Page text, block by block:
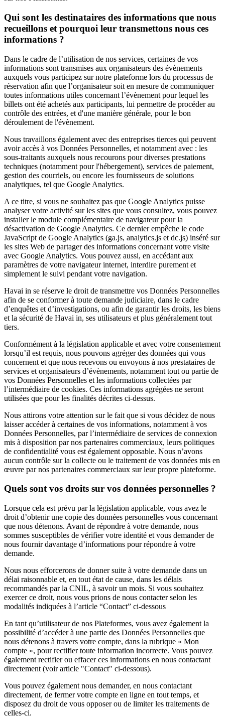
Qui sont les destinataires des informations que nous
recueillons et pourquoi leur transmettons nous ces
informations ?
Dans le cadre de l’utilisation de nos services, certaines de vos
informations sont transmises aux organisateurs des évènements
auxquels vous participez sur notre plateforme lors du processus de
réservation afin que l’organisateur soit en mesure de communiquer
toutes informations utiles concernant l’évènement pour lequel les
billets ont été achetés aux participants, lui permettre de procéder au
contrôle des entrées, et d'une manière générale, pour le bon
déroulement de l'évènement.
Nous travaillons également avec des entreprises tierces qui peuvent
avoir accès à vos Données Personnelles, et notamment avec : les
sous-traitants auxquels nous recourons pour diverses prestations
techniques (notamment pour l'hébergement), services de paiement,
gestion des courriels, ou encore les fournisseurs de solutions
analytiques, tel que Google Analytics.
A ce titre, si vous ne souhaitez pas que Google Analytics puisse
analyser votre activité sur les sites que vous consultez, vous pouvez
installer le module complémentaire de navigateur pour la
désactivation de Google Analytics. Ce dernier empêche le code
JavaScript de Google Analytics (ga.js, analytics.js et dc.js) inséré sur
les sites Web de partager des informations concernant votre visite
avec Google Analytics. Vous pouvez aussi, en accédant aux
paramètres de votre navigateur internet, interdire purement et
simplement le suivi pendant votre navigation.
Havai in se réserve le droit de transmettre vos Données Personnelles
afin de se conformer à toute demande judiciaire, dans le cadre
d’enquêtes et d’investigations, ou afin de garantir les droits, les biens
et la sécurité de Havai in, ses utilisateurs et plus généralement tout
tiers.
Conformément à la législation applicable et avec votre consentement
lorsqu’il est requis, nous pouvons agréger des données qui vous
concernent et que nous recevons ou envoyons à nos prestataires de
services et organisateurs d’évènements, notamment tout ou partie de
vos Données Personnelles et les informations collectées par
l’intermédiaire de cookies. Ces informations agrégées ne seront
utilisées que pour les finalités décrites ci-dessus.
Nous attirons votre attention sur le fait que si vous décidez de nous
laisser accéder à certaines de vos informations, notamment à vos
Données Personnelles, par l’intermédiaire de services de connexion
mis à disposition par nos partenaires commerciaux, leurs politiques
de confidentialité vous est également opposable. Nous n’avons
aucun contrôle sur la collecte ou le traitement de vos données mis en
œuvre par nos partenaires commerciaux sur leur propre plateforme.
Quels sont vos droits sur vos données personnelles ?
Lorsque cela est prévu par la législation applicable, vous avez le
droit d’obtenir une copie des données personnelles vous concernant
que nous détenons. Avant de répondre à votre demande, nous
sommes susceptibles de vérifier votre identité et vous demander de
nous fournir davantage d’informations pour répondre à votre
demande.
Nous nous efforcerons de donner suite à votre demande dans un
délai raisonnable et, en tout état de cause, dans les délais
recommandés par la CNIL, à savoir un mois. Si vous souhaitez
exercer ce droit, nous vous prions de nous contacter selon les
modalités indiquées à l’article “Contact” ci-dessous
En tant qu’utilisateur de nos Plateformes, vous avez également la
possibilité d’accéder à une partie des Données Personnelles que
nous détenons à travers votre compte, dans la rubrique « Mon
compte », pour rectifier toute information incorrecte. Vous pouvez
également rectifier ou effacer ces informations en nous contactant
directement (voir article "Contact" ci-dessous).
Vous pouvez également nous demander, en nous contactant
directement, de fermer votre compte en ligne en tout temps, et
disposez du droit de vous opposer ou de limiter les traitements de
celles-ci.